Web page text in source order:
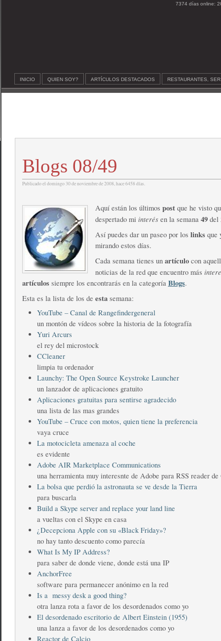
7374 días online:
INICIO QUIEN SOY? ARTÍCULOS DESTACADOS RESTAURANTES,
Blogs 08/49
Publicado el domingo 30 de noviembre de 2008, hace 6458 días.
Aquí están los últimos postque he visto
despertado mi interésen la semana 49del
Así puedes dar un paseo por los linksque
mirando estos días.
Cada semana tienes un artículocon
noticias de la red que encuentro más
artículossiempre los encontrarás en la categoría Blogs.
Esta es la lista de los de esta semana:
YouTube – Canal de Rangefindergeneral
un montón de vídeos sobre la historia de la fotografía
Yuri Arcurs
el rey del microstock
CCleaner
limpia tu ordenador
Launchy: The Open Source Keystroke Launcher
un lanzador de aplicaciones gratuito
Aplicaciones gratuitas para sentirse agradecido
una lista de las mas grandes
YouTube – Cruce con motos, quien tiene la preferencia
vaya cruce
La motocicleta amenaza al coche
es evidente
Adobe AIR Marketplace Communications
una herramienta muy interesnte de Adobe para RSS reader de
La bolsa que perdió la astronauta se ve desde la Tierra
para buscarla
Build a Skype server and replace your land line
a vueltas con el Skype en casa
¿Decepciona Apple con su «Black Friday»?
no hay tanto descuento como parecía
What Is My IP Address?
para saber de donde viene, donde está una IP
AnchorFree
software para permanecer anónimo en la red
Is a messy desk a good thing?
otra lanza rota a favor de los desordenados como yo
El desordenado escritorio de Albert Einstein (1955)
una lanza a favor de los desordenados como yo
Reactor de Calcio